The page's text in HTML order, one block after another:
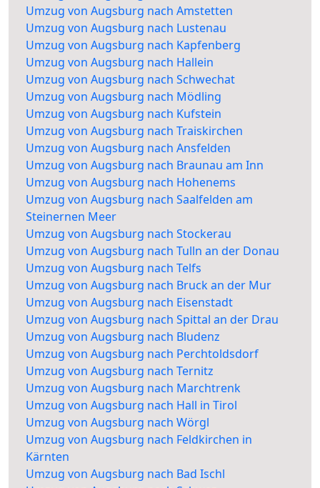
Umzug von Augsburg nach Amstetten
Umzug von Augsburg nach Lustenau
Umzug von Augsburg nach Kapfenberg
Umzug von Augsburg nach Hallein
Umzug von Augsburg nach Schwechat
Umzug von Augsburg nach Mödling
Umzug von Augsburg nach Kufstein
Umzug von Augsburg nach Traiskirchen
Umzug von Augsburg nach Ansfelden
Umzug von Augsburg nach Braunau am Inn
Umzug von Augsburg nach Hohenems
Umzug von Augsburg nach Saalfelden am
Steinernen Meer
Umzug von Augsburg nach Stockerau
Umzug von Augsburg nach Tulln an der Donau
Umzug von Augsburg nach Telfs
Umzug von Augsburg nach Bruck an der Mur
Umzug von Augsburg nach Eisenstadt
Umzug von Augsburg nach Spittal an der Drau
Umzug von Augsburg nach Bludenz
Umzug von Augsburg nach Perchtoldsdorf
Umzug von Augsburg nach Ternitz
Umzug von Augsburg nach Marchtrenk
Umzug von Augsburg nach Hall in Tirol
Umzug von Augsburg nach Wörgl
Umzug von Augsburg nach Feldkirchen in
Kärnten
Umzug von Augsburg nach Bad Ischl